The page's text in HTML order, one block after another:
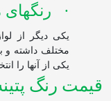
·
یکی دیگر از
مختلف داشته و
یکی از آن‏ها را
قیمت رنگ